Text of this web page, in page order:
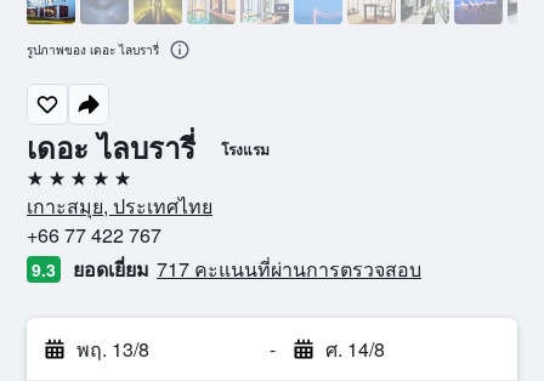
เดอะ ไลบรารี่ โรงแรม
5 ดาว
เกาะสมุย, ประเทศไทย
+66 77 422 767
9.3 ยอดเยี่ยม 717 คะแนนที่ผ่านการตรวจสอบ
พฤ. 13/8 - ศ. 14/8
รูปภาพของ เดอะ ไลบรารี่